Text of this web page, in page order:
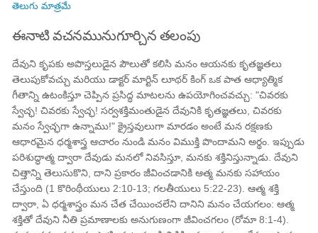
తెలుగు మాత్రమే
ఈనాటి వచనమునుగూర్చిన తలంపు
దేవుని కృపకు అపొస్తలుడైన పౌలుతో కలిసి మనం ఆయనకు కృతజ్ఞతలు
తెలుపుకోవచ్చు మరియు డాక్టర్ మార్టిన్ లూథర్ కింగ్ ఒక పాత ఆధ్యాత్మిక
గీతాన్ని ఉటంకిస్తూ చెప్పిన ప్రసిద్ధ మాటలను ఉపయోగించవచ్చు: "చివరకు
స్వేచ్ఛ! చివరకు స్వేచ్ఛ! సర్వశక్తిమంతుడైన దేవునికి కృతజ్ఞతలు, చివరకు
మనం స్వేచ్ఛగా ఉన్నాము!" క్రైస్తవులుగా మారడం అంటే మన రక్షణకు
ఆధారమైన ధర్మశాస్త్ర ఆచారం నుండి మనం విముక్తి పొందామని అర్థం. ఇప్పుడు
పరిశుద్ధాత్మ ద్వారా దేవుడు మనలో నివసిస్తూ, మనకు శక్తినిస్తున్నాడు. దేవుని
చిత్తాన్ని తెలుసుకొని, దాని ప్రకారం జీవించడానికి ఆత్మ మనకు సహాయం
చేస్తుంది (1 కొరింథీయులు 2:10-13; గలతీయులు 5:22-23). ఆత్మ శక్తి
ద్వారా, ఏ ధర్మశాస్త్రం మన చేత చేయించలేని దానిని మనం చేయగలం: ఆత్మ
శక్తితో దేవుని నీతి ప్రమాణాలకు అనుగుణంగా జీవించగలం (రోమా 8:1-4).